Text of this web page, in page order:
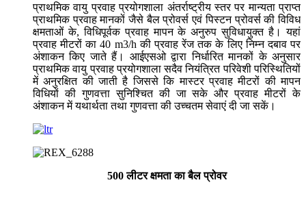
प्राथमिक वायु प्रवाह प्रयोगशाला अंतर्राष्ट्रीय स्तर पर मान्यता प्राप्त
प्राथमिक प्रवाह मानकों जैसे बैल प्रोवर्स एवं पिस्टन प्रोवर्स की विविध
क्षमताओं के, विधिपूर्वक प्रवाह मापन के अनुरुप सुविधायुक्त है। यहां
प्रवाह मीटरों का 40 m3/h की प्रवाह रेंज तक के लिए निम्न दबाव पर
अंशाकन किए जाते हैं। आईएसओ द्वारा निर्धारित मानकों के अनुसार
प्राथमिक वायु प्रवाह प्रयोगशाला सदैव नियंत्रित परिवेशी परिस्थितियों
में अनुरक्षित की जाती है जिससे कि मास्टर प्रवाह मीटरों की मापन
विधियों की गुणवत्ता सुनिश्चित की जा सके और प्रवाह मीटरों के
अंशाकन में यथार्थता तथा गुणवत्ता की उच्चतम सेवाएं दी जा सकें।
500 लीटर क्षमता का बैल प्रोवर